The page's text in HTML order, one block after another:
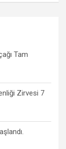
Tam
Zirvesi 7